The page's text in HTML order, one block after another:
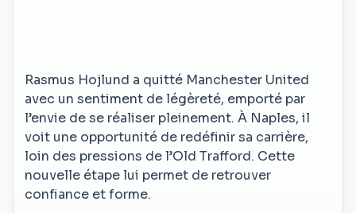
Rasmus Hojlund a quitté Manchester United
avec un sentiment de légèreté, emporté par
l’envie de se réaliser pleinement. À Naples, il
voit une opportunité de redéfinir sa carrière,
loin des pressions de l’Old Trafford. Cette
nouvelle étape lui permet de retrouver
confiance et forme.